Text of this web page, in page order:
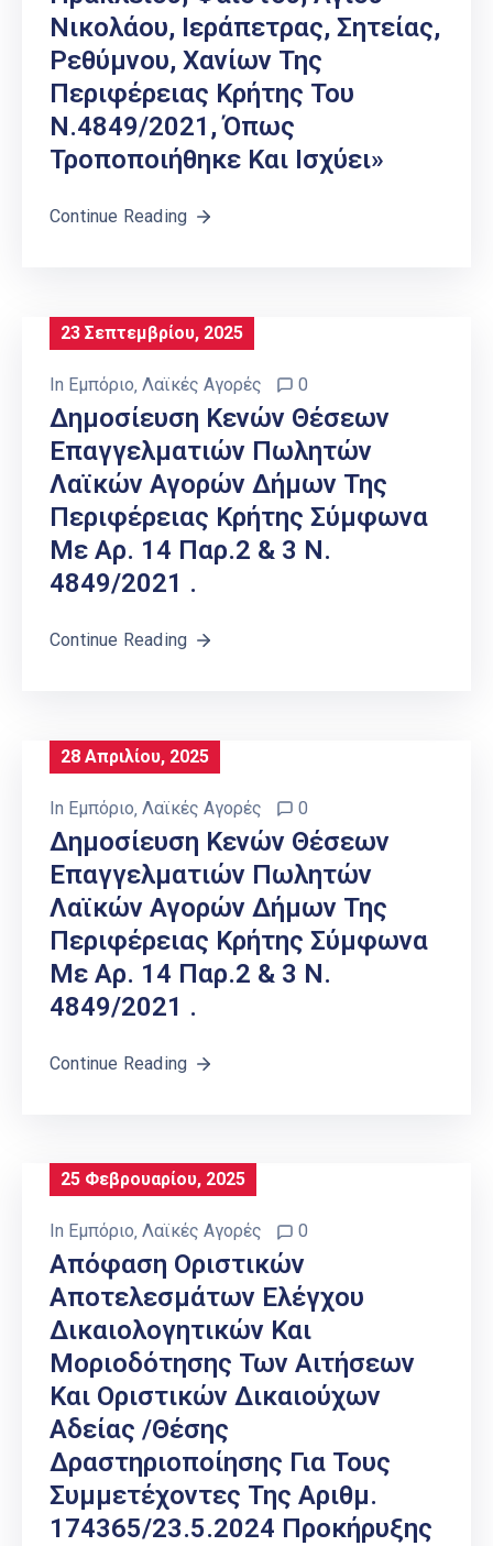
Νικολάου, Ιεράπετρας, Σητείας,
Ρεθύμνου, Χανίων Της
Περιφέρειας Κρήτης Του
Ν.4849/2021, Όπως
Τροποποιήθηκε Και Ισχύει»
Continue Reading
23 Σεπτεμβρίου, 2025
In Εμπόριο Λαϊκές Αγορές 0
Δημοσίευση Κενών Θέσεων
Επαγγελματιών Πωλητών
Λαϊκών Αγορών Δήμων Της
Περιφέρειας Κρήτης Σύμφωνα
Με Αρ. 14 Παρ.2 & 3 Ν.
4849/2021 .
Continue Reading
28 Απριλίου, 2025
In Εμπόριο Λαϊκές Αγορές 0
Δημοσίευση Κενών Θέσεων
Επαγγελματιών Πωλητών
Λαϊκών Αγορών Δήμων Της
Περιφέρειας Κρήτης Σύμφωνα
Με Αρ. 14 Παρ.2 & 3 Ν.
4849/2021 .
Continue Reading
25 Φεβρουαρίου, 2025
In Εμπόριο‚ Λαϊκές Αγορές 0
Απόφαση Οριστικών
Αποτελεσμάτων Ελέγχου
Δικαιολογητικών Και
Μοριοδότησης Των Αιτήσεων
Και Οριστικών Δικαιούχων
Αδείας /θέσης
Δραστηριοποίησης Για Τους
Συμμετέχοντες Της Αριθμ.
174365/23.5.2024 Προκήρυξης